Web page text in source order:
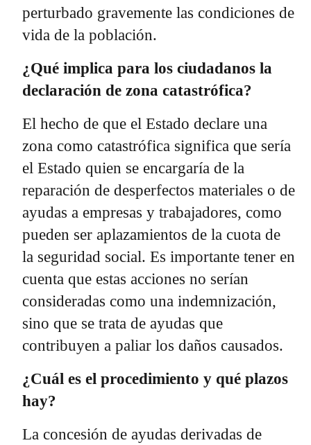
perturbado gravemente las condiciones de
vida de la población.
¿Qué implica para los ciudadanos la
declaración de zona catastrófica?
El hecho de que el Estado declare una
zona como catastrófica significa que sería
el Estado quien se encargaría de la
reparación de desperfectos materiales o de
ayudas a empresas y trabajadores, como
pueden ser aplazamientos de la cuota de
la seguridad social. Es importante tener en
cuenta que estas acciones no serían
consideradas como una indemnización,
sino que se trata de ayudas que
contribuyen a paliar los daños causados.
¿Cuál es el procedimiento y qué plazos
hay?
La concesión de ayudas derivadas de